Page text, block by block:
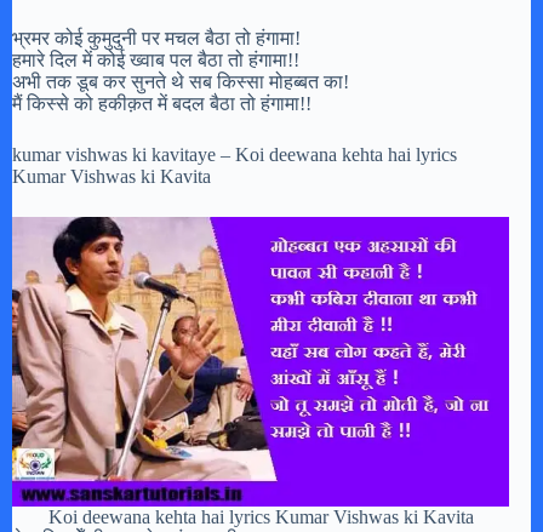
भ्रमर कोई कुमुदुनी पर मचल बैठा तो हंगामा!
हमारे दिल में कोई ख्वाब पल बैठा तो हंगामा!!
अभी तक डूब कर सुनते थे सब किस्सा मोहब्बत का!
मैं किस्से को हकीक़त में बदल बैठा तो हंगामा!!
kumar vishwas ki kavitaye – Koi deewana kehta hai lyrics
Kumar Vishwas ki Kavita
Koi deewana kehta hai lyrics Kumar Vishwas ki Kavita